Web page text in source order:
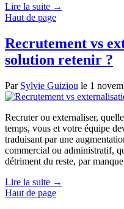
Lire la suite →
Haut de page
Recrutement vs
solution retenir ?
Par Sylvie Guiziou le 1
Recruter ou externaliser,
temps, vous et votre équipe
traduisant par une
commercial ou administratif,
détriment du reste, par
Lire la suite →
Haut de page